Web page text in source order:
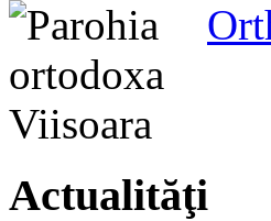
Actualităţi